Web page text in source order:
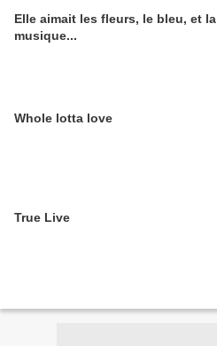
Elle aimait les fleurs, le bleu, et la
musique...
Whole lotta love
True Live